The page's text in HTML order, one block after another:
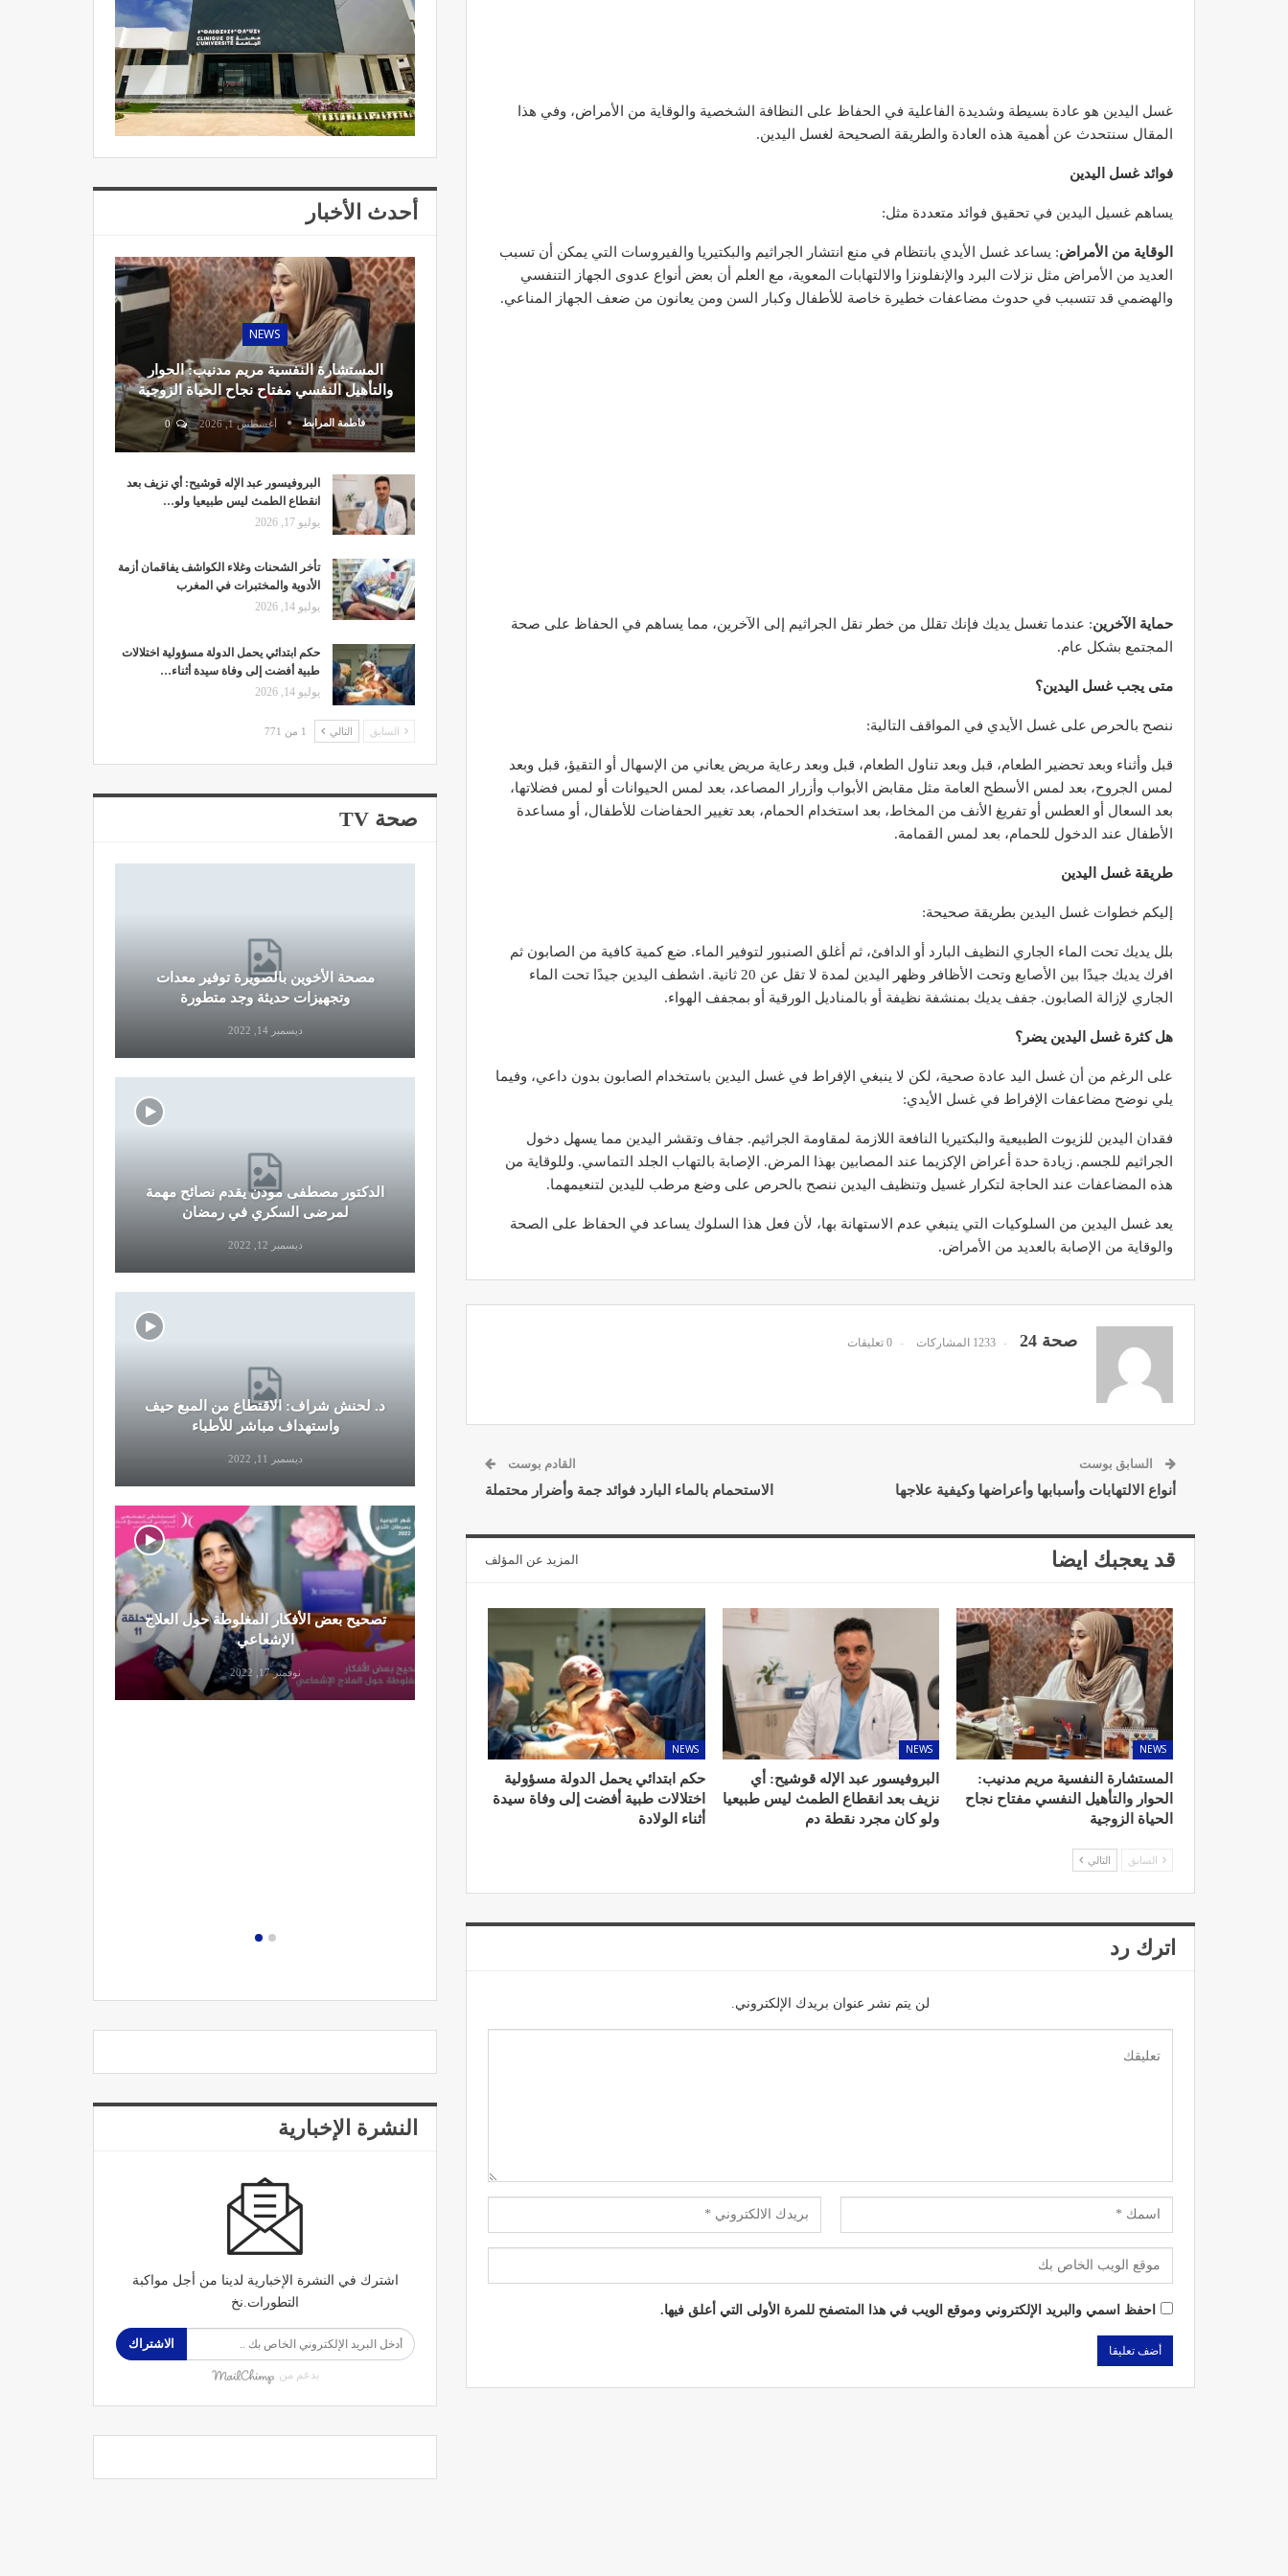
غسل اليدين هو عادة بسيطة وشديدة الفاعلية في الحفاظ على النظافة الشخصية والوقاية من الأمراض، وفي هذا
المقال سنتحدث عن أهمية هذه العادة والطريقة الصحيحة لغسل اليدين.
فوائد غسل اليدين
يساهم غسيل اليدين في تحقيق فوائد متعددة مثل:
الوقاية من الأمراض: يساعد غسل الأيدي بانتظام في منع انتشار الجراثيم والبكتيريا والفيروسات التي يمكن أن تسبب
العديد من الأمراض مثل نزلات البرد والإنفلونزا والالتهابات المعوية، مع العلم أن بعض أنواع عدوى الجهاز التنفسي
والهضمي قد تتسبب في حدوث مضاعفات خطيرة خاصة للأطفال وكبار السن ومن يعانون من ضعف الجهاز المناعي.
حماية الآخرين: عندما تغسل يديك فإنك تقلل من خطر نقل الجراثيم إلى الآخرين، مما يساهم في الحفاظ على صحة
المجتمع بشكل عام.
متى يجب غسل اليدين؟
ننصح بالحرص على غسل الأيدي في المواقف التالية:
قبل وأثناء وبعد تحضير الطعام، قبل وبعد تناول الطعام، قبل وبعد رعاية مريض يعاني من الإسهال أو التقيؤ، قبل وبعد
لمس الجروح، بعد لمس الأسطح العامة مثل مقابض الأبواب وأزرار المصاعد، بعد لمس الحيوانات أو لمس فضلاتها،
بعد السعال أو العطس أو تفريغ الأنف من المخاط، بعد استخدام الحمام، بعد تغيير الحفاضات للأطفال، أو مساعدة
الأطفال عند الدخول للحمام، بعد لمس القمامة.
طريقة غسل اليدين
إليكم خطوات غسل اليدين بطريقة صحيحة:
بلل يديك تحت الماء الجاري النظيف البارد أو الدافئ، ثم أغلق الصنبور لتوفير الماء. ضع كمية كافية من الصابون ثم
افرك يديك جيدًا بين الأصابع وتحت الأظافر وظهر اليدين لمدة لا تقل عن 20 ثانية. اشطف اليدين جيدًا تحت الماء
الجاري لإزالة الصابون. جفف يديك بمنشفة نظيفة أو بالمناديل الورقية أو بمجفف الهواء.
هل كثرة غسل اليدين يضر؟
على الرغم من أن غسل اليد عادة صحية، لكن لا ينبغي الإفراط في غسل اليدين باستخدام الصابون بدون داعي، وفيما
يلي نوضح مضاعفات الإفراط في غسل الأيدي:
فقدان اليدين للزيوت الطبيعية والبكتيريا النافعة اللازمة لمقاومة الجراثيم. جفاف وتقشر اليدين مما يسهل دخول
الجراثيم للجسم. زيادة حدة أعراض الإكزيما عند المصابين بهذا المرض. الإصابة بالتهاب الجلد التماسي. وللوقاية من
هذه المضاعفات عند الحاجة لتكرار غسيل وتنظيف اليدين ننصح بالحرص على وضع مرطب لليدين لتنعيمهما.
يعد غسل اليدين من السلوكيات التي ينبغي عدم الاستهانة بها، لأن فعل هذا السلوك يساعد في الحفاظ على الصحة
والوقاية من الإصابة بالعديد من الأمراض.
صحة 24 1233 المشاركات 0 تعليقات
السابق بوست
أنواع الالتهابات وأسبابها وأعراضها وكيفية علاجها
القادم بوست
الاستحمام بالماء البارد فوائد جمة وأضرار محتملة
قد يعجبك ايضا المزيد عن المؤلف
NEWS
المستشارة النفسية مريم مدنيب:
الحوار والتأهيل النفسي مفتاح نجاح
الحياة الزوجية
NEWS
البروفيسور عبد الإله قوشيح: أي
نزيف بعد انقطاع الطمث ليس طبيعيا
ولو كان مجرد نقطة دم
NEWS
حكم ابتدائي يحمل الدولة مسؤولية
اختلالات طبية أفضت إلى وفاة سيدة
أثناء الولادة
السابق التالي
اترك رد
لن يتم نشر عنوان بريدك الإلكتروني.
احفظ اسمي والبريد الإلكتروني وموقع الويب في هذا المتصفح للمرة الأولى التي أعلق فيها.
أحدث الأخبار
NEWS
المستشارة النفسية مريم مدنيب: الحوار
والتأهيل النفسي مفتاح نجاح الحياة الزوجية
فاطمة المرابط أغسطس 1, 2026 0
البروفيسور عبد الإله قوشيح: أي نزيف بعد
انقطاع الطمث ليس طبيعيا ولو…
يوليو 17, 2026
تأخر الشحنات وغلاء الكواشف يفاقمان أزمة
الأدوية والمختبرات في المغرب
يوليو 14, 2026
حكم ابتدائي يحمل الدولة مسؤولية اختلالات
طبية أفضت إلى وفاة سيدة أثناء…
يوليو 14, 2026
السابق التالي 1 من 771
صحة TV
مصحة الأخوين بالصويرة توفير معدات
وتجهيزات حديثة وجد متطورة
الدكتور مصطفى مودن يقدم نصائح مهمة
واستهداف مباشر للأطباء
تصحيح بعض الأفكار المغلوطة حول العلاج
نوفمبر 17, 2022
قرار جديد يعيد تنظيم تعويضات الحراسة
نصائح وإرشادات صحية هامة للحفاظ على
تعزيز الصحة العامة
تحذير من تناول المحليات الصناعية.. ترفع
شعور القلق
يونيو 5, 2023
مصحة الأخوين بالصويرة توفير معدات
وتجهيزات حديثة وجد متطورة
ديسمبر 14, 2022
الدكتور مصطفى مودن يقدم نصائح مهمة
لمرضى السكري في رمضان
ديسمبر 12, 2022
د. لحنش شراف: الاقتطاع من المبع حيف
واستهداف مباشر للأطباء
ديسمبر 11, 2022
تصحيح بعض الأفكار المغلوطة حول العلاج
الإشعاعي
نوفمبر 17, 2022
النشرة الإخبارية
اشترك في النشرة الإخبارية لدينا من أجل مواكبة
التطورات.نخ
الاشتراك
بدعم من